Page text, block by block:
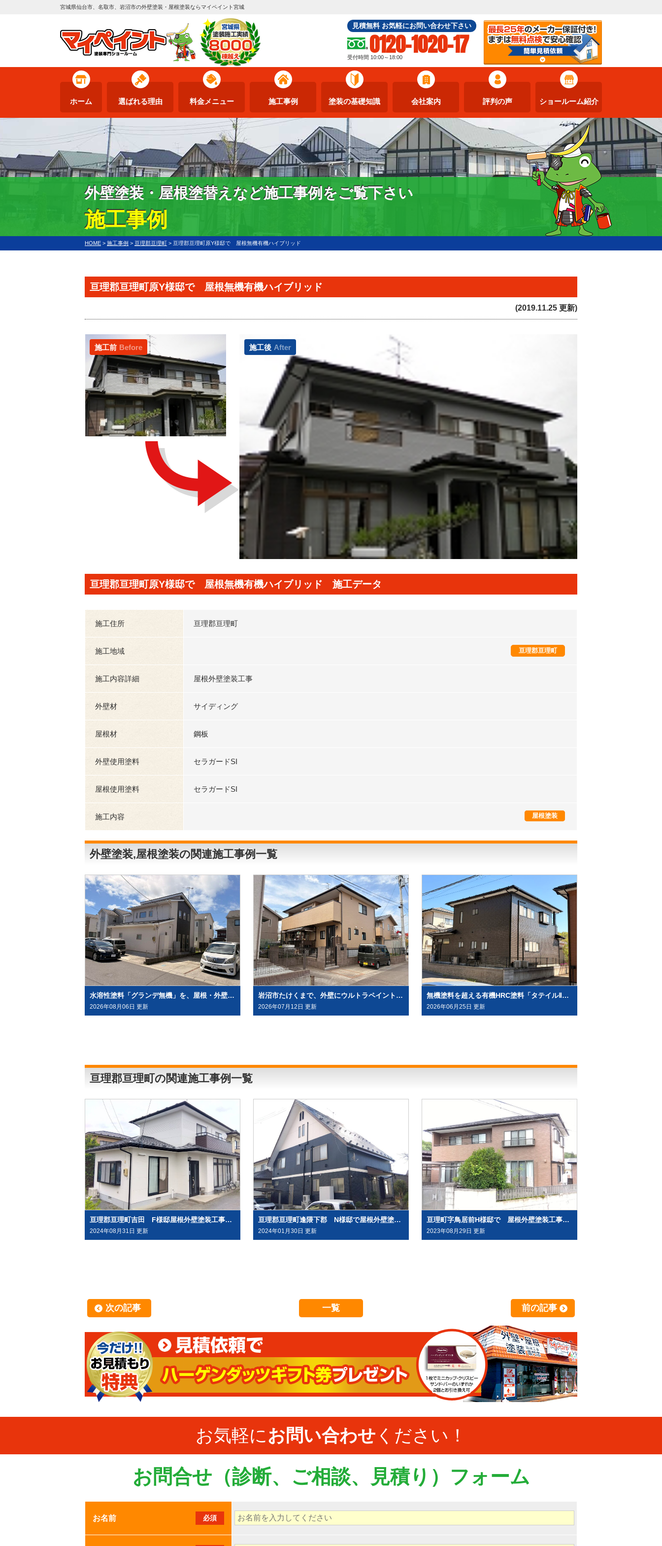
宮城県仙台市、名取市、岩沼市の外壁塗装・屋根塗装ならマイペイント宮城
見積無料 お気軽にお問い合わせ下さい
0120-1020-17
受付時間 10:00～18:00
ホーム 選ばれる理由 料金メニュー 施工事例 塗装の基礎知識 会社案内 評判の声 ショールーム紹介
外壁塗装・屋根塗替えなど施工事例をご覧下さい
施工事例
HOME > 施工事例 > 亘理郡亘理町 > 亘理郡亘理町原Y様邸で 屋根無機有機ハイブリッド
亘理郡亘理町原Y様邸で 屋根無機有機ハイブリッド
(2019.11.25 更新)
施工後 After
施工前 Before
亘理郡亘理町原Y様邸で 屋根無機有機ハイブリッド 施工データ
施工住所 亘理郡亘理町
施工地域 亘理郡亘理町
施工内容詳細 屋根外壁塗装工事
外壁材 サイディング
屋根材 鋼板
外壁使用塗料 セラガードSI
屋根使用塗料 セラガードSI
施工内容 外壁塗装
屋根塗装
外壁塗装,屋根塗装の関連施工事例一覧
水溶性塗料「グランデ無機」を、屋根・外壁塗装（外壁はデコラトーン工法）にて施工させていただきました（大崎市古川）
2026年08月06日 更新
岩沼市たけくまで、外壁にウルトラペイントシリーズ無機塗料「ウルトラMUKI＋ウルトラTOP」と、屋根に「ウルトラルーフ＋ウルトラTOP」にて塗装させていただきました。
2026年07月12日 更新
無機塗料を超える有機HRC塗料「タテイルⅡ」で施工させていただきました（塗料メーカー：プレマテックス社）
2026年06月25日 更新
亘理郡亘理町の関連施工事例一覧
亘理郡亘理町吉田 F様邸屋根外壁塗装工事させて頂きました
2024年08月31日 更新
亘理郡亘理町逢隈下郡 N様邸で屋根外壁塗装させて頂きました
2024年01月30日 更新
亘理町字鳥居前H様邸で 屋根外壁塗装工事させて頂きました
2023年08月29日 更新
次の記事 一覧 前の記事
お気軽にお問い合わせ ください！
お問合せ（診断、ご相談、見積り）フォーム
お名前 必須